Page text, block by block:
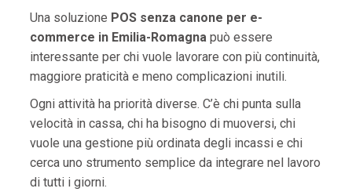
Una soluzione POS senza canone per e-
commerce in Emilia-Romagnapuò essere
interessante per chi vuole lavorare con più continuità,
maggiore praticità e meno complicazioni inutili.
Ogni attività ha priorità diverse. C’è chi punta sulla
velocità in cassa, chi ha bisogno di muoversi, chi
vuole una gestione più ordinata degli incassi e chi
cerca uno strumento semplice da integrare nel lavoro
di tutti i giorni.